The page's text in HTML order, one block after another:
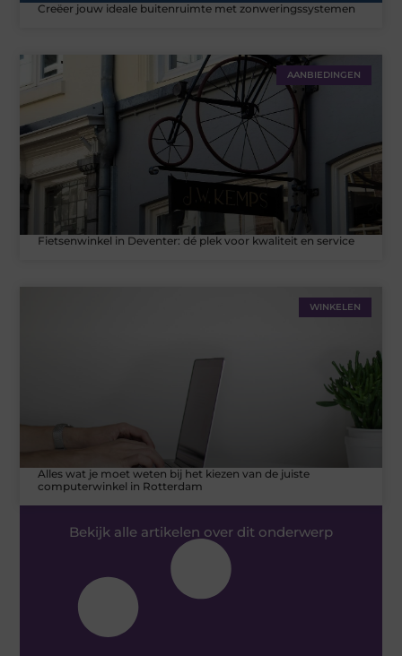
Creëer jouw ideale buitenruimte met zonweringssystemen
AANBIEDINGEN
Fietsenwinkel in Deventer: dé plek voor kwaliteit en service
WINKELEN
Alles wat je moet weten bij het kiezen van de juiste
computerwinkel in Rotterdam
Bekijk alle artikelen over dit onderwerp